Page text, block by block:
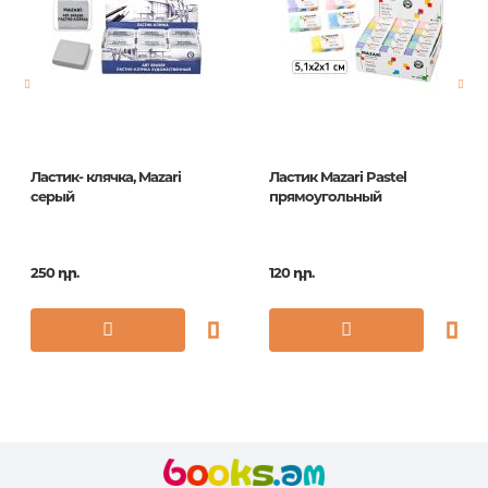
Հրատ. տարեթիվ 1
ISBN ER_19119
Ластик- клячка, Mazari
серый
250 դր.
Ластик Mazari Pastel
прямоугольный
120 դր.